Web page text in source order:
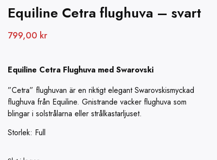
Equiline Cetra flughuva – svart
799,00 kr
Equiline Cetra Flughuva med Swarovski
”Cetra” flughuvan är en riktigt elegant Swarovskismyckad
flughuva från Equiline. Gnistrande vacker flughuva som
blingar i solstrålarna eller strålkastarljuset.
Storlek: Full